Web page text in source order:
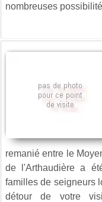
nombreuses
remanié entre le
de l'Arthaudière a
familles de seigneurs
détour de votre